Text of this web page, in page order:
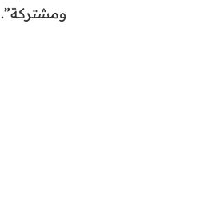
ومشتركة”.